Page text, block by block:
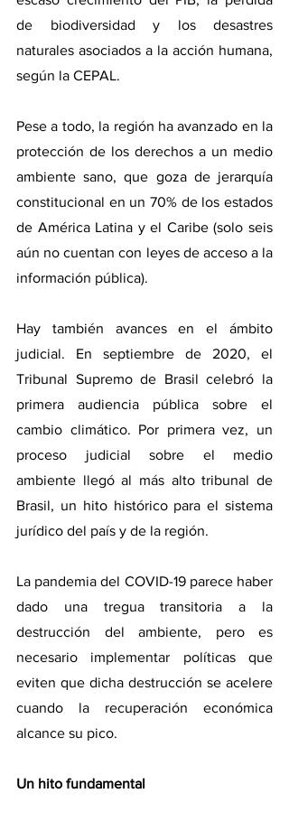
de biodiversidad y los desastres
naturales asociados a la acción humana,
según la CEPAL.
Pese a todo, la región ha avanzado en la
protección de los derechos a un medio
ambiente sano, que goza de jerarquía
constitucional en un 70% de los estados
de América Latina y el Caribe (solo seis
aún no cuentan con leyes de acceso a la
información pública).
Hay también avances en el ámbito
judicial. En septiembre de 2020, el
Tribunal Supremo de Brasil celebró la
primera audiencia pública sobre el
cambio climático. Por primera vez, un
proceso judicial sobre el medio
ambiente llegó al más alto tribunal de
Brasil, un hito histórico para el sistema
jurídico del país y de la región.
La pandemia del COVID-19 parece haber
dado una tregua transitoria a la
destrucción del ambiente, pero es
necesario implementar políticas que
eviten que dicha destrucción se acelere
cuando la recuperación económica
alcance su pico.
Un hito fundamental